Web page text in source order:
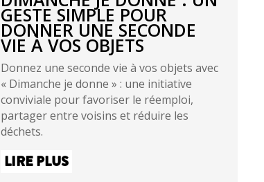
GESTE SIMPLE POUR
DONNER UNE SECONDE
VIE À VOS OBJETS
Donnez une seconde vie à vos objets avec
« Dimanche je donne » : une initiative
conviviale pour favoriser le réemploi,
partager entre voisins et réduire les
déchets.
LIRE PLUS